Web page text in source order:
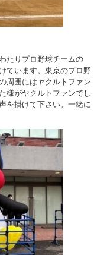
たりプロ野球チームの
ています。東京のプロ野
周囲にはヤクルトファン
様がヤクルトファンでし
を掛けて下さい。一緒に